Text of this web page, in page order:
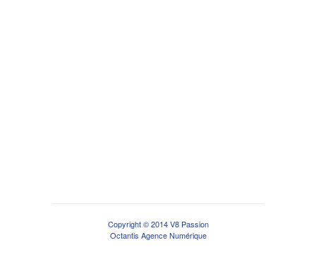
Copyright © 2014 V8 Passion
Octantis Agence Numérique